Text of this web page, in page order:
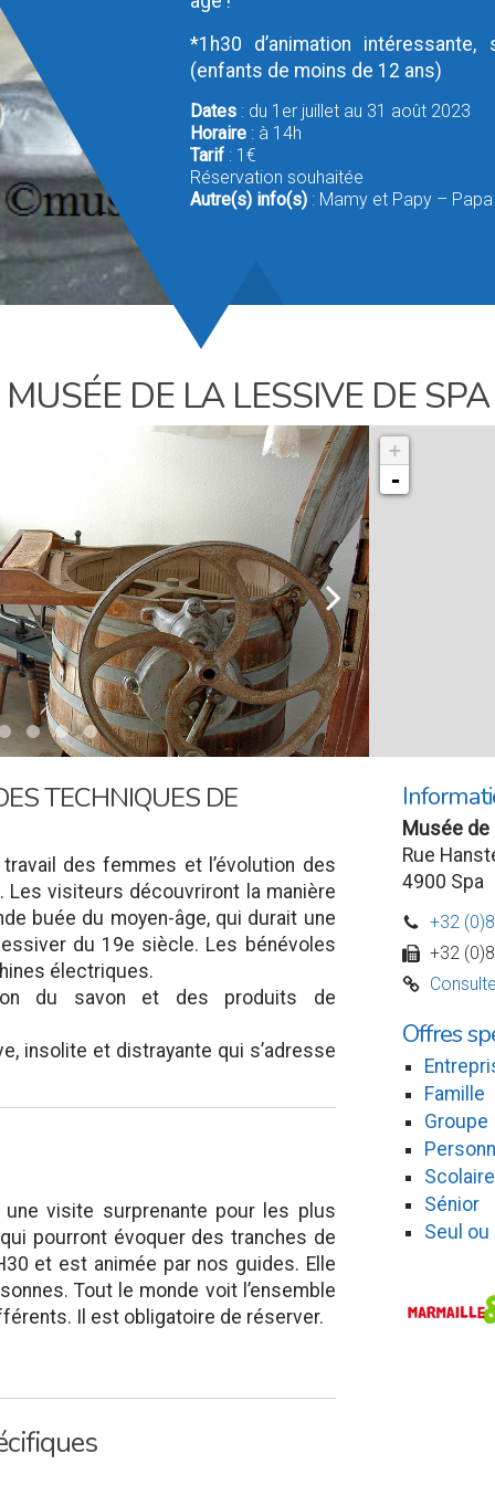
*1h30 d’animation
(enfants de moins de 12 ans)
Dates: du 1er juillet au 31 août 2023
Horaire: à 14h
Tarif: 1€
Réservation souhaitée
Autre(s) info(s): Mamy et Papy –
MUSÉE DE LA LESSIVE DE SPA
l
+
-
TECHNIQUES DE
des femmes et l’évolution des
Les visiteurs découvriront la manière
buée du moyen-âge, qui durait une
du 19e siècle. Les bénévoles
électriques.
du savon et des produits de
insolite et distrayante qui s’adresse
visite surprenante pour les plus
pourront évoquer des tranches de
et est animée par nos guides. Elle
Tout le monde voit l’ensemble
Il est obligatoire de réserver.
Musée de
Rue
4900 Spa
D +32
w +32
C
Offres
Famille
Groupe
Scolaire
Sénior
Seul